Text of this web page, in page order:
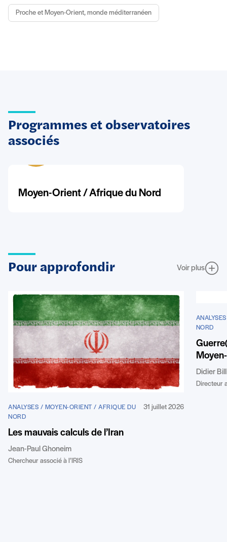
Proche et Moyen-Orient, monde méditerranéen
Programmes et observatoires
associés
Moyen-Orient / Afrique du Nord
Pour approfondir Voir plus
ANALYSES / MOYEN-ORIENT / AFRIQUE DU
NORD
31 juillet 2026
Les mauvais calculs de l’Iran
Jean-Paul Ghoneim
Chercheur associé à l’IRIS
NORD
Didier
Directeur